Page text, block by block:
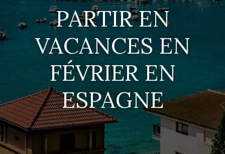
PARTIR EN
VACANCES EN
FÉVRIER EN
ESPAGNE